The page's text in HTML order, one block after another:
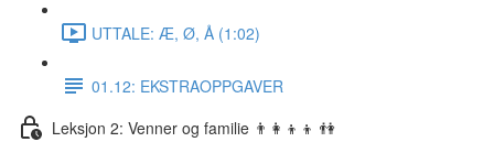
UTTALE: Æ, Ø, Å (1:02)
01.12: EKSTRAOPPGAVER
Leksjon 2: Venner og familie 👨‍👩‍👦‍👦 👫